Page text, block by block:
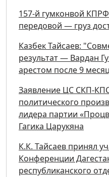
157-й гумконвой
передовой — груз
Казбек Тайсаев:
результат — Вардан
арестом после 9
Заявление ЦС СКП-
политического
лидера партии
Гагика Царукяна
К.К. Тайсаев принял
Конференции
республиканского